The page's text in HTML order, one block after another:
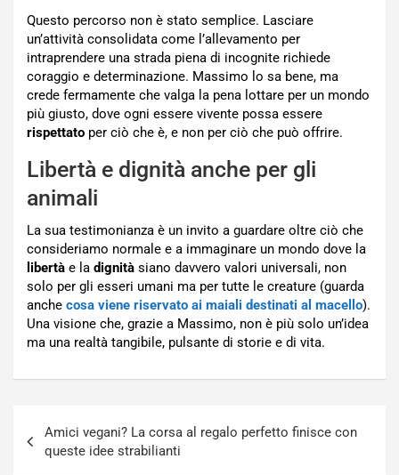
Questo percorso non è stato semplice. Lasciare
un’attività consolidata come l’allevamento per
intraprendere una strada piena di incognite richiede
coraggio e determinazione. Massimo lo sa bene, ma
crede fermamente che valga la pena lottare per un mondo
più giusto, dove ogni essere vivente possa essere
rispettato per ciò che è, e non per ciò che può offrire.
Libertà e dignità anche per gli
animali
La sua testimonianza è un invito a guardare oltre ciò che
consideriamo normale e a immaginare un mondo dove la
libertà e la dignità siano davvero valori universali, non
solo per gli esseri umani ma per tutte le creature (guarda
anche cosa viene riservato ai maiali destinati al macello).
Una visione che, grazie a Massimo, non è più solo un’idea
ma una realtà tangibile, pulsante di storie e di vita.
articoli
Amici vegani? La corsa al regalo perfetto finisce con
queste idee strabilianti